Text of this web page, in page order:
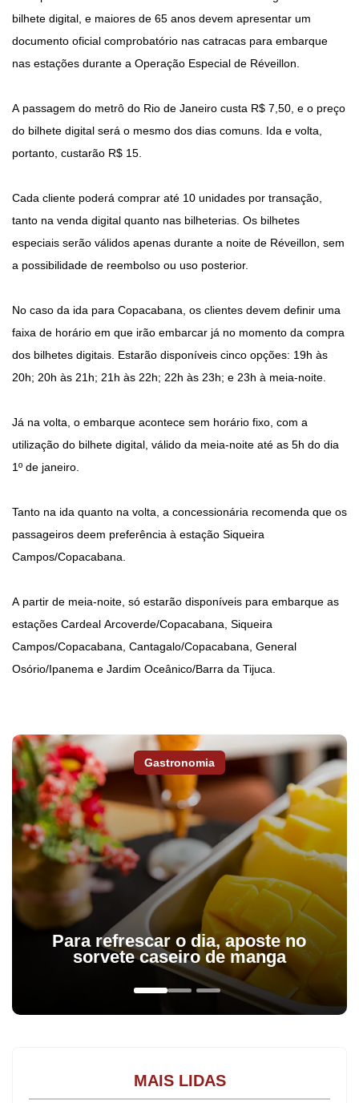
bilhete digital, e maiores de 65 anos devem apresentar um
documento oficial comprobatório nas catracas para embarque
nas estações durante a Operação Especial de Réveillon.
A passagem do metrô do Rio de Janeiro custa R$ 7,50, e o preço
do bilhete digital será o mesmo dos dias comuns. Ida e volta,
portanto, custarão R$ 15.
Cada cliente poderá comprar até 10 unidades por transação,
tanto na venda digital quanto nas bilheterias. Os bilhetes
especiais serão válidos apenas durante a noite de Réveillon, sem
a possibilidade de reembolso ou uso posterior.
No caso da ida para Copacabana, os clientes devem definir uma
faixa de horário em que irão embarcar já no momento da compra
dos bilhetes digitais. Estarão disponíveis cinco opções: 19h às
20h; 20h às 21h; 21h às 22h; 22h às 23h; e 23h à meia-noite.
Já na volta, o embarque acontece sem horário fixo, com a
utilização do bilhete digital, válido da meia-noite até as 5h do dia
1º de janeiro.
Tanto na ida quanto na volta, a concessionária recomenda que os
passageiros deem preferência à estação Siqueira
Campos/Copacabana.
A partir de meia-noite, só estarão disponíveis para embarque as
estações Cardeal Arcoverde/Copacabana, Siqueira
Campos/Copacabana, Cantagalo/Copacabana, General
Osório/Ipanema e Jardim Oceânico/Barra da Tijuca.
Gastronomia
Para refrescar o dia, aposte no
sorvete caseiro de manga
MAIS LIDAS